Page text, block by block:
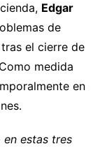
Edgar
de
el cierre de
medida
en
estas tres